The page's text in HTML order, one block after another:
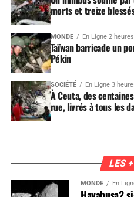
morts et treize
MONDE En Ligne 2 heures
Taïwan barricade un
Pékin
SOCIÉTÉ En Ligne 3
À Ceuta, des
rue, livrés à tous les
LES
MONDE En